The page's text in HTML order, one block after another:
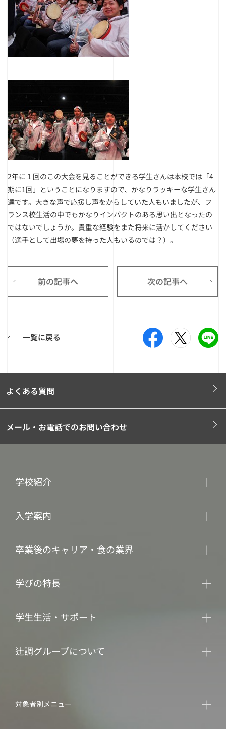
2年に１回のこの大会を見ることができる学生さんは本校では「4
期に1回」ということになりますので、かなりラッキーな学生さん
達です。大きな声で応援し声をからしていた人もいましたが、フ
ランス校生活の中でもかなりインパクトのある思い出となったの
ではないでしょうか。貴重な経験をまた将来に活かしてください
（選手として出場の夢を持った人もいるのでは？）。
前の記事へ 次の記事へ
一覧に戻る
よくある質問
メール・お電話でのお問い合わせ
学校紹介
入学案内
卒業後のキャリア・食の業界
学びの特長
学生生活・サポート
辻調グループについて
対象者別メニュー